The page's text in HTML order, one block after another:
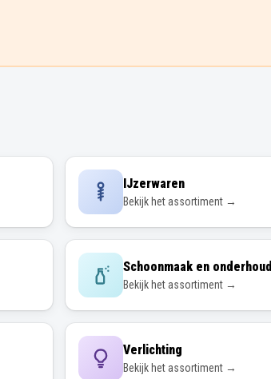
IJzerwaren
Bekijk het assortiment →
Schoonmaak en onderhoud
Bekijk het assortiment →
Verlichting
Bekijk het assortiment →